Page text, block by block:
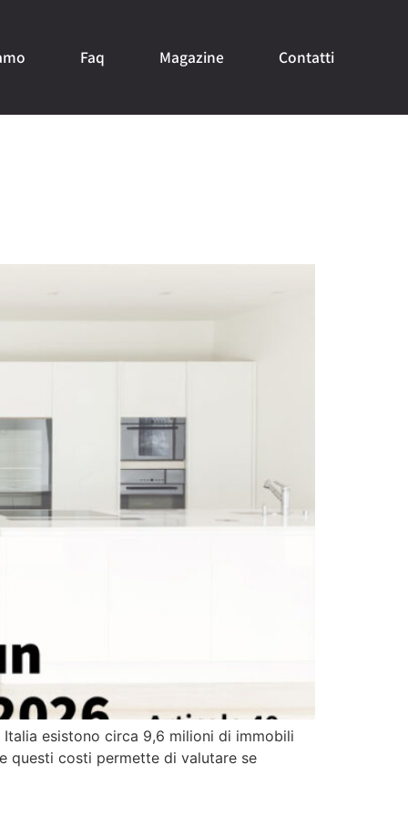
Faq Magazine Contatti
Italia esistono circa 9,6 milioni di immobili
questi costi permette di valutare se